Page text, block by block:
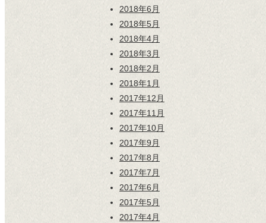
2018年6月
2018年5月
2018年4月
2018年3月
2018年2月
2018年1月
2017年12月
2017年11月
2017年10月
2017年9月
2017年8月
2017年7月
2017年6月
2017年5月
2017年4月